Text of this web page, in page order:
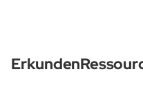
Erkunden